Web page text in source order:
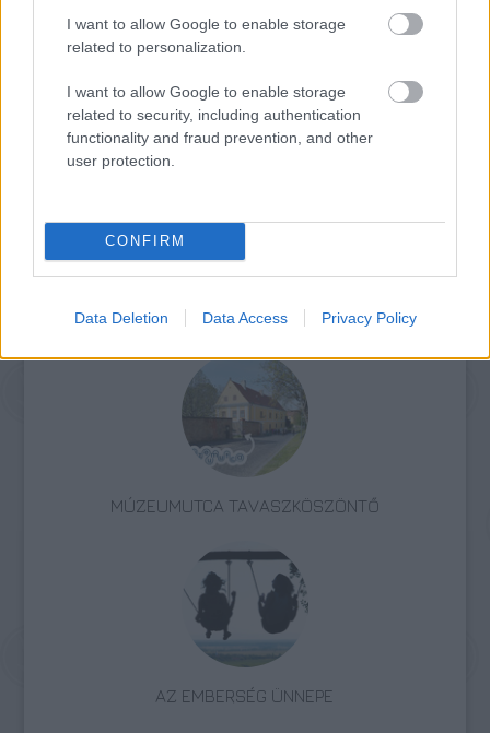
I want to allow Google to enable storage
related to personalization.
I want to allow Google to enable storage
related to security, including authentication
functionality and fraud prevention, and other
user protection.
CONFIRM
Data Deletion Data Access Privacy Policy
Történelem Kiállítás Siker I. Világháború Hadtörténeti
Múzeum Képző
LÉTEZIK GYÓGYÍTÓ MÚZEUM?!
MÚZEUMUTCA TAVASZKÖSZÖNTŐ
AZ EMBERSÉG ÜNNEPE